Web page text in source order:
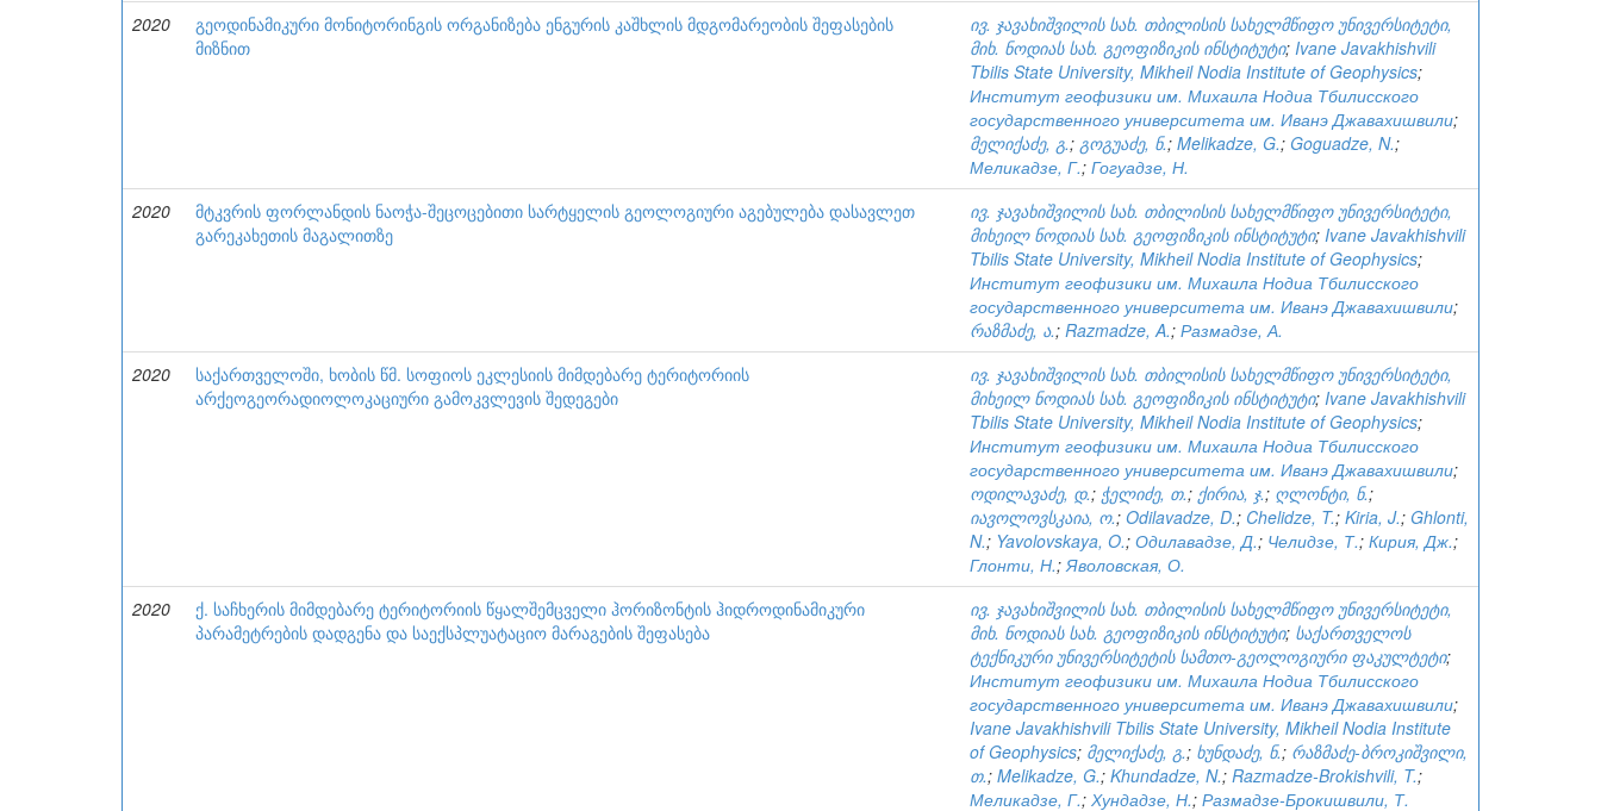
2020
გეოდინამიკური მონიტორინგის ორგანიზება ენგურის კაშხლის მდგომარეობის შეფასების
მიზნით
ივ. ჯავახიშვილის სახ. თბილისის სახელმწიფო უნივერსიტეტი,
მიხ. ნოდიას სახ. გეოფიზიკის ინსტიტუტი; Ivane Javakhishvili
Tbilis State University, Mikheil Nodia Institute of Geophysics;
Институт геофизики им. Михаила Нодиа Тбилисского
государственного университета им. Иванэ Джавахишвили;
მელიქაძე, გ.; გოგუაძე, ნ.; Melikadze, G.; Goguadze, N.;
Меликадзе, Г.; Гогуадзе, Н.
2020
მტკვრის ფორლანდის ნაოჭა-შეცოცებითი სარტყელის გეოლოგიური აგებულება დასავლეთ
გარეკახეთის მაგალითზე
ივ. ჯავახიშვილის სახ. თბილისის სახელმწიფო უნივერსიტეტი,
მიხეილ ნოდიას სახ. გეოფიზიკის ინსტიტუტი; Ivane Javakhishvili
Tbilis State University, Mikheil Nodia Institute of Geophysics;
Институт геофизики им. Михаила Нодиа Тбилисского
государственного университета им. Иванэ Джавахишвили;
რაზმაძე, ა.; Razmadze, A.; Размадзе, А.
2020
საქართველოში, ხობის წმ. სოფიოს ეკლესიის მიმდებარე ტერიტორიის
არქეოგეორადიოლოკაციური გამოკვლევის შედეგები
ივ. ჯავახიშვილის სახ. თბილისის სახელმწიფო უნივერსიტეტი,
მიხეილ ნოდიას სახ. გეოფიზიკის ინსტიტუტი; Ivane Javakhishvili
Tbilis State University, Mikheil Nodia Institute of Geophysics;
Институт геофизики им. Михаила Нодиа Тбилисского
государственного университета им. Иванэ Джавахишвили;
ოდილავაძე, დ.; ჭელიძე, თ.; ქირია, ჯ.; ღლონტი, ნ.;
იავოლოვსკაია, ო.; Odilavadze, D.; Chelidze, T.; Kiria, J.; Ghlonti,
N.; Yavolovskaya, O.; Одилавадзе, Д.; Челидзе, Т.; Кирия, Дж.;
Глонти, Н.;Яволовская, О.
2020
ქ. საჩხერის მიმდებარე ტერიტორიის წყალშემცველი ჰორიზონტის ჰიდროდინამიკური
პარამეტრების დადგენა და საექსპლუატაციო მარაგების შეფასება
ივ. ჯავახიშვილის სახ. თბილისის სახელმწიფო უნივერსიტეტი,
მიხ. ნოდიას სახ. გეოფიზიკის ინსტიტუტი; საქართველოს
ტექნიკური უნივერსიტეტის სამთო-გეოლოგიური ფაკულტეტი;
Институт геофизики им. Михаила Нодиа Тбилисского
государственного университета им. Иванэ Джавахишвили;
Ivane Javakhishvili Tbilis State University, Mikheil Nodia Institute
of Geophysics; მელიქაძე, გ.; ხუნდაძე, ნ.; რაზმაძე-ბროკიშვილი,
თ.; Melikadze, G.; Khundadze, N.; Razmadze-Brokishvili, T.;
Меликадзе, Г.; Хундадзе, Н.; Размадзе-Брокишвили, Т.